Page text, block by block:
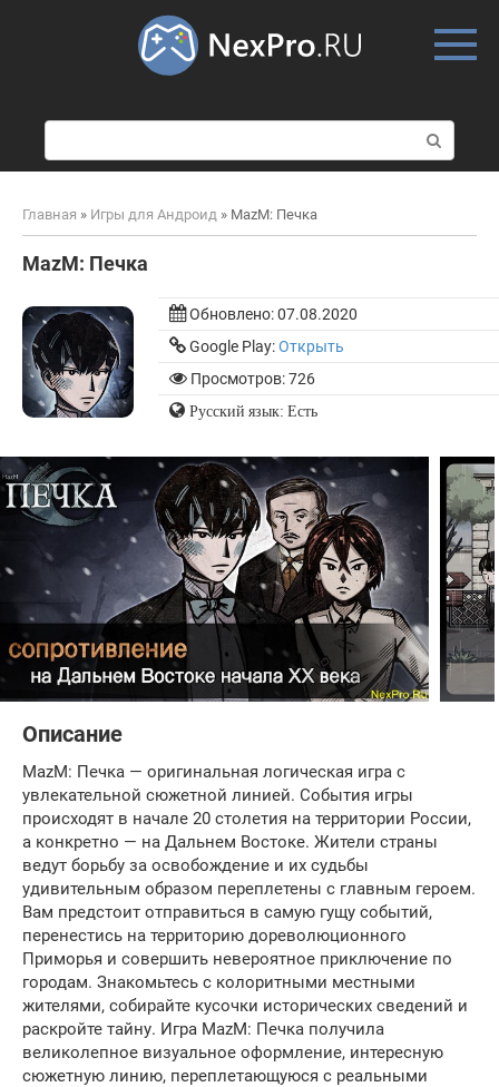
о
и
к
Главная » Игры для Андроид » MazM: Печка
MazM: Печка
Обновлено:07.08.2020
Google Play:Открыть
Просмотров: 726
Русский язык: Есть
Описание
MazM: Печка — оригинальная логическая игра с
увлекательной сюжетной линией. События игры
происходят в начале 20 столетия на территории России,
а конкретно — на Дальнем Востоке. Жители страны
ведут борьбу за освобождение и их судьбы
удивительным образом переплетены с главным героем.
Вам предстоит отправиться в самую гущу событий,
перенестись на территорию дореволюционного
Приморья и совершить невероятное приключение по
городам. Знакомьтесь с колоритными местными
жителями, собирайте кусочки исторических сведений и
раскройте тайну. Игра MazM: Печка получила
великолепное визуальное оформление, интересную
сюжетную линию, переплетающуюся с реальными